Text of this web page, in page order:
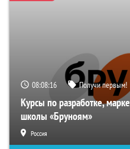
08:08:15 Получи первым!
Курсы по разработке,
школы «Бруноям»
Россия